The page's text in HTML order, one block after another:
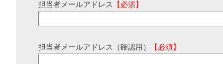
担当者メールアドレス 【必須】
担当者メールアドレス（確認用） 【必須】